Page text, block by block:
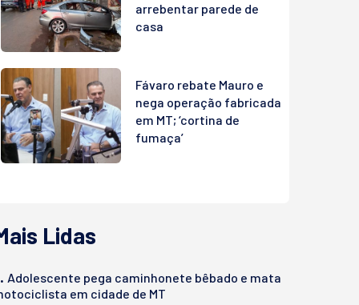
arrebentar parede de
casa
Fávaro rebate Mauro e
nega operação fabricada
em MT; ‘cortina de
fumaça’
Lidas
Adolescente pega caminhonete bêbado e mata
em cidade de MT